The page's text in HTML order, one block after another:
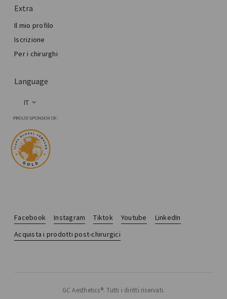
Extra
Il mio profilo
Iscrizione
Per i chirurghi
Language
IT
Facebook Instagram Tiktok Youtube
LinkedIn
Acquista i prodotti post-chirurgici
GC Aesthetics®. Tutti i diritti riservati.